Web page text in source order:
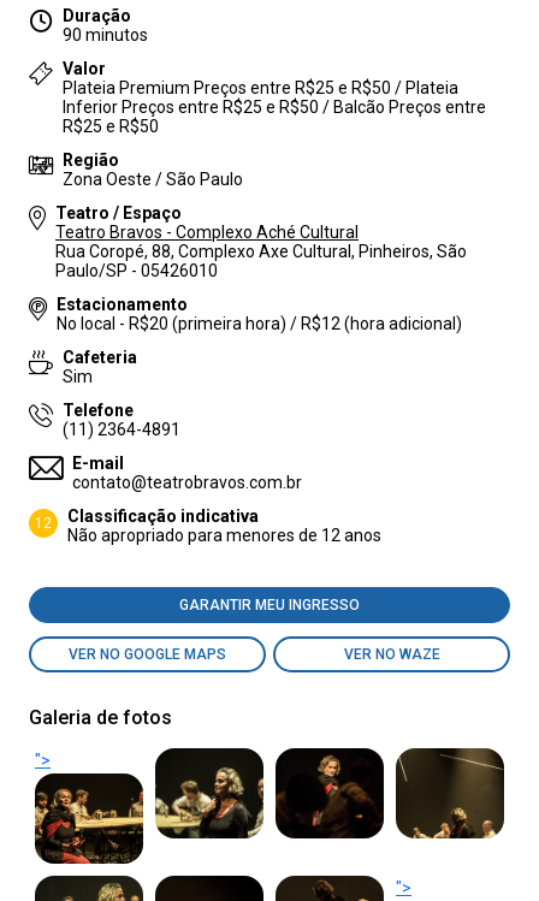
Duração
90 minutos
Valor
Plateia Premium Preços entre R$25 e R$50 / Plateia
Inferior Preços entre R$25 e R$50 / Balcão Preços entre
R$25 e R$50
Região
Zona Oeste / São Paulo
Teatro / Espaço
Teatro Bravos - Complexo Aché Cultural
Rua Coropé, 88, Complexo Axe Cultural, Pinheiros, São
Paulo/SP - 05426010
Estacionamento
No local - R$20 (primeira hora) / R$12 (hora adicional)
Cafeteria
Sim
Telefone
(11) 2364-4891
E-mail
contato@teatrobravos.com.br
12
Classificação indicativa
Não apropriado para menores de 12 anos
GARANTIR MEU INGRESSO
VER NO GOOGLE MAPS VER NO WAZE
Galeria de fotos
">
">